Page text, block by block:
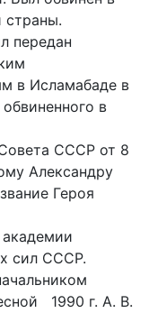
этой страны.
передан
в Исламабаде в
в
СССР от 8
Александру
Героя
академии
сил СССР.
1990 г. А. В.